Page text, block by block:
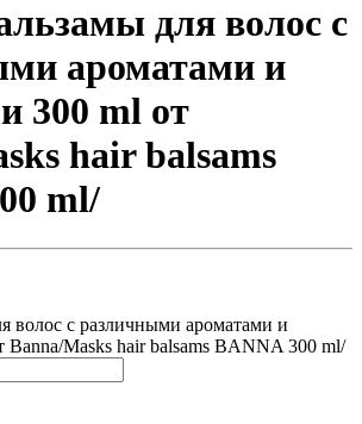
для волос с
ароматами и
300 ml от
hair balsams
ml/
волос с различными ароматами и
Banna/Masks hair balsams BANNA 300 ml/